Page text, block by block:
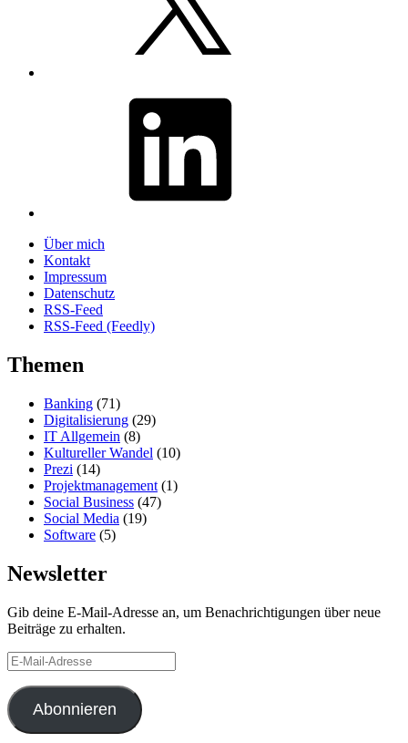
Über mich
Kontakt
Impressum
Datenschutz
RSS-Feed
RSS-Feed (Feedly)
Themen
Banking (71)
Digitalisierung (29)
IT Allgemein (8)
Kultureller Wandel (10)
Prezi (14)
Projektmanagement (1)
Social Business (47)
Social Media (19)
Software (5)
Newsletter
Gib deine E-Mail-Adresse an, um Benachrichtigungen über neue
Beiträge zu erhalten.
E-
Mail-
Adresse
Abonnieren